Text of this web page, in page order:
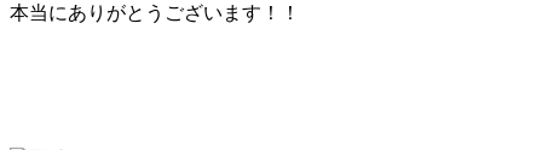
本当にありがとうございます！！